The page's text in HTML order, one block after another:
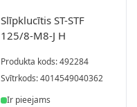
Slīpklucītis ST-STF
125/8-M8-J H
Produkta kods: 492284
Svītrkods: 4014549040362
Ir pieejams